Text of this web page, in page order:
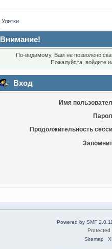
Улитки
Внимание!
По-видимому, Вам не позволено
Пожалуйста, войдите
Вход
Имя
Продолжительность
Powered by SMF
Sitemap